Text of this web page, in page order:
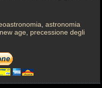
,astronomia
new age
precessione degli